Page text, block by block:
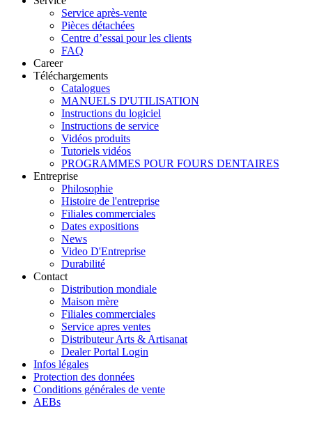
Service après-vente
Pièces détachées
Centre d’essai pour les clients
FAQ
Career
Téléchargements
Catalogues
MANUELS D'UTILISATION
Instructions du logiciel
Instructions de service
Vidéos produits
Tutoriels vidéos
PROGRAMMES POUR FOURS DENTAIRES
Entreprise
Philosophie
Histoire de l'entreprise
Filiales commerciales
Dates expositions
News
Video D'Entreprise
Durabilité
Contact
Distribution mondiale
Maison mère
Filiales commerciales
Service apres ventes
Distributeur Arts & Artisanat
Dealer Portal Login
Infos légales
Protection des données
Conditions générales de vente
AEBs